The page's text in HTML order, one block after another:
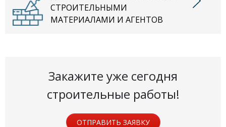
СТРОИТЕЛЬНЫМИ
МАТЕРИАЛАМИ И АГЕНТОВ
Закажите уже сегодня
строительные работы!
ОТПРАВИТЬ ЗАЯВКУ